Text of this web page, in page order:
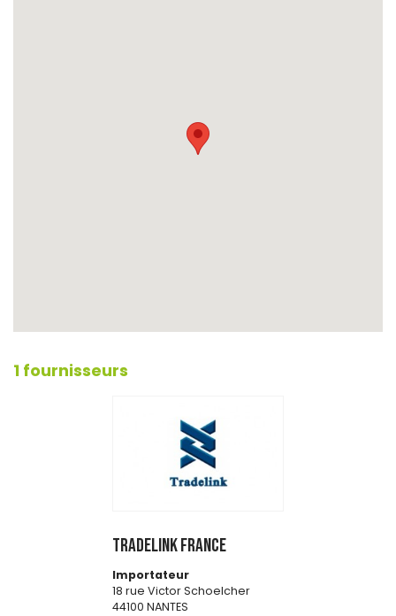
1 fournisseurs
TRADELINK France
Importateur
18 rue Victor Schoelcher
44100 NANTES